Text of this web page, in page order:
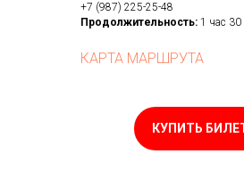
+7 (987) 225-25-48
Продолжительность: 1 час
КАРТА МАРШРУТА
КУПИТЬ